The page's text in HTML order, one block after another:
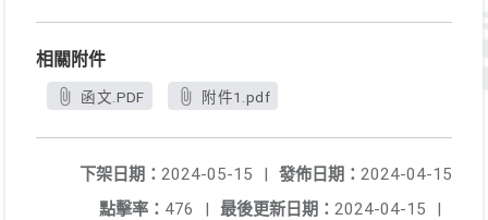
相關附件
函文.PDF 附件1.pdf
發佈日期： 2024-04-15
下架日期： 2024-05-15
|
最後更新日期： 2024-04-15 |
點擊率： 476 |